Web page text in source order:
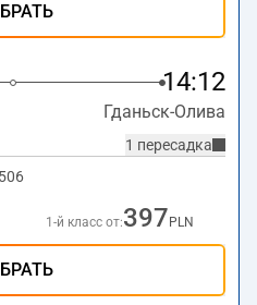
14:12
Гданьск-Олива
1 пересадка
1-й класс от:397 PLN